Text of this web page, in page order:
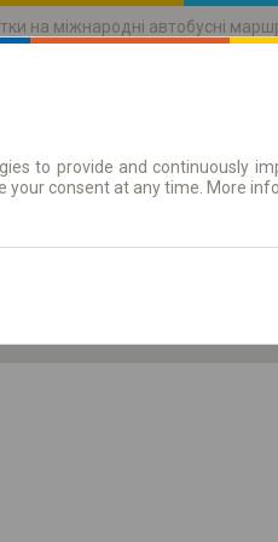
на міжнародні автобусні
to provide and continuously
your consent at any time. More